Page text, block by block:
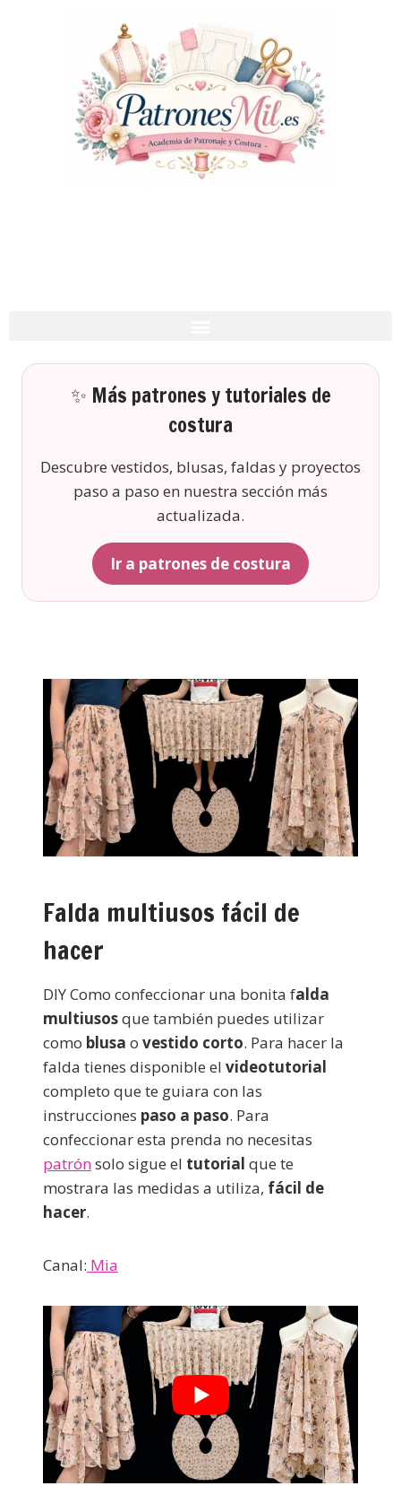
✨ Más patrones y tutoriales de
costura
Descubre vestidos, blusas, faldas y proyectos
paso a paso en nuestra sección más
actualizada.
Ir a patrones de costura
Falda multiusos fácil de
hacer
DIY Como confeccionar una bonita falda
multiusosque también puedes utilizar
como blusa o vestido corto. Para hacer la
falda tienes disponible el videotutorial
completo que te guiara con las
instrucciones paso a paso. Para
confeccionar esta prenda no necesitas
patrónsolo sigue el tutorial que te
mostrara las medidas a utiliza, fácil de
hacer.
Canal: Mia